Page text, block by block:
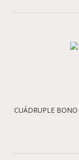
CUÁDRUPLE